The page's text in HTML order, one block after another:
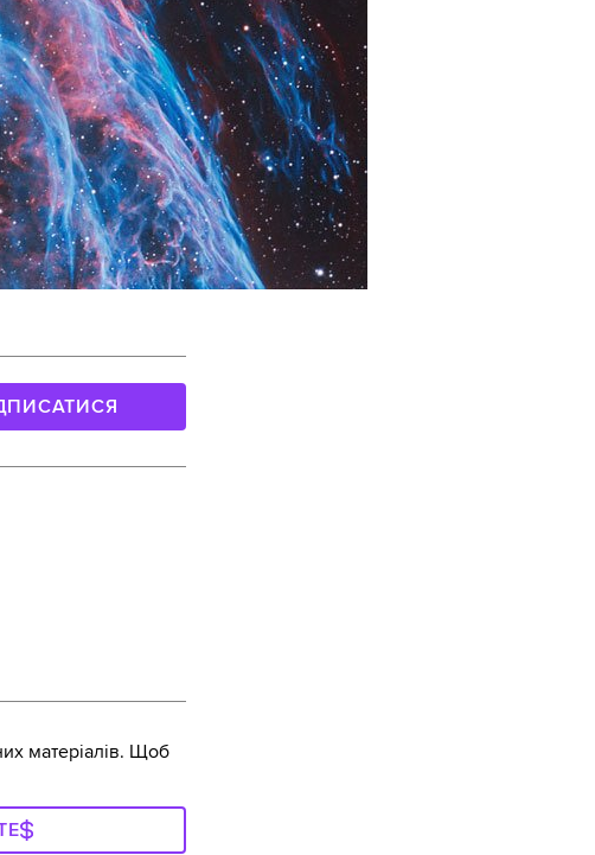
матеріалів. Щоб